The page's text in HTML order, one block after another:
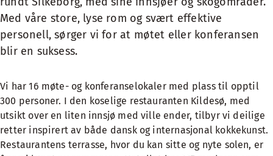
Med våre store, lyse rom og svært effektive
personell, sørger vi for at møtet eller konferansen
blir en suksess.
Vi har 16 møte- og konferanselokaler med plass til opptil
300 personer. I den koselige restauranten Kildesø, med
utsikt over en liten innsjø med ville ender, tilbyr vi deilige
retter inspirert av både dansk og internasjonal kokkekunst.
Restaurantens terrasse, hvor du kan sitte og nyte solen, er